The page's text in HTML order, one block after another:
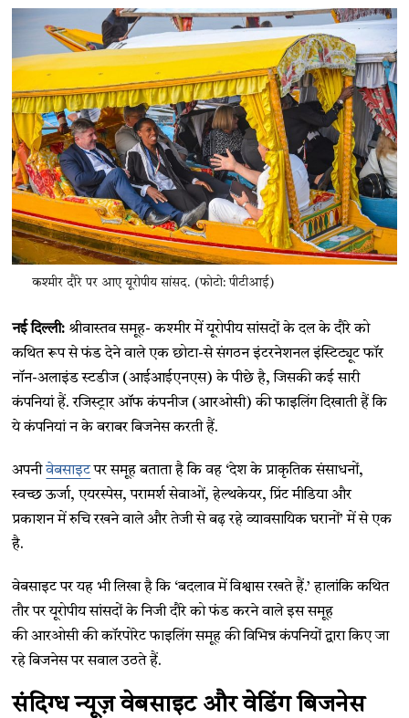
कश्मीर दौरे पर आए यूरोपीय सांसद. (फोटो: पीटीआई)
नई दिल्ली: श्रीवास्तव समूह- कश्मीर में यूरोपीय सांसदों के दल के दौरे को
कथित रूप से फंड देने वाले एक छोटा-से संगठन इंटरनेशनल इंस्टिट्यूट फॉर
नॉन-अलाइंड स्टडीज (आईआईएनएस) के पीछे है, जिसकी कई सारी
कंपनियां हैं. रजिस्ट्रार ऑफ कंपनीज (आरओसी) की फाइलिंग दिखाती हैं कि
ये कंपनियां न के बराबर बिजनेस करती हैं.
अपनीवेबसाइटपर समूह बताता है कि वह ‘देश के प्राकृतिक संसाधनों,
स्वच्छ ऊर्जा, एयरस्पेस, परामर्श सेवाओं, हेल्थकेयर, प्रिंट मीडिया और
प्रकाशन में रुचि रखने वाले और तेजी से बढ़ रहे व्यावसायिक घरानों’ में से एक
है.
वेबसाइट पर यह भी लिखा है कि ‘बदलाव में विश्वास रखते हैं.’ हालांकि कथित
तौर पर यूरोपीय सांसदों के निजी दौरे को फंड करने वाले इस समूह
की आरओसी की कॉरपोरेट फाइलिंग समूह की विभिन्न कंपनियों द्वारा किए जा
रहे बिजनेस पर सवाल उठते हैं.
संदिग्ध न्यूज़ वेबसाइट और वेडिंग बिजनेस